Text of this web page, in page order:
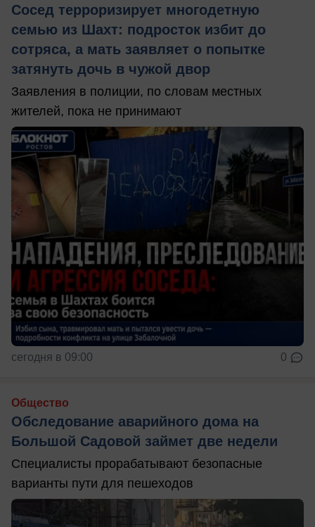
Сосед терроризирует многодетную
семью из Шахт: подросток избит до
сотряса, а мать заявляет о попытке
затянуть дочь в чужой двор
Заявления в полиции, по словам местных
жителей, пока не принимают
сегодня в 09:00 0
Общество
Обследование аварийного дома на
Большой Садовой займет две недели
Специалисты прорабатывают безопасные
варианты пути для пешеходов